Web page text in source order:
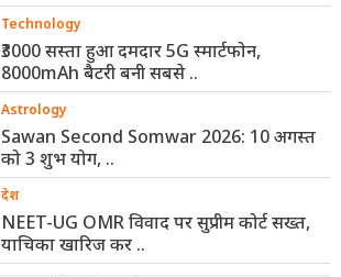
Technology
₹3000 सस्ता हुआ दमदार 5G स्मार्टफोन,
8000mAh बैटरी बनी सबसे ..
Astrology
Sawan Second Somwar 2026: 10 अगस्त
को 3 शुभ योग, ..
देश
NEET-UG OMR विवाद पर सुप्रीम कोर्ट सख्त,
याचिका खारिज कर ..